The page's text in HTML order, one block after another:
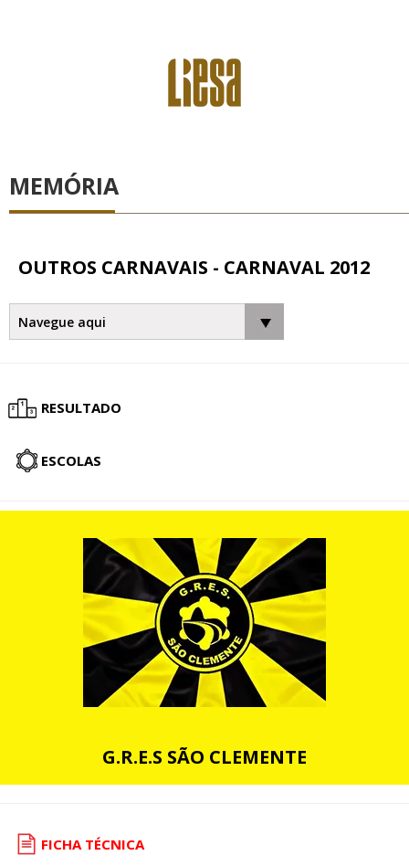
MEMÓRIA
OUTROS CARNAVAIS - CARNAVAL 2012
RESULTADO
ESCOLAS
G.R.E.S SÃO CLEMENTE
FICHA TÉCNICA